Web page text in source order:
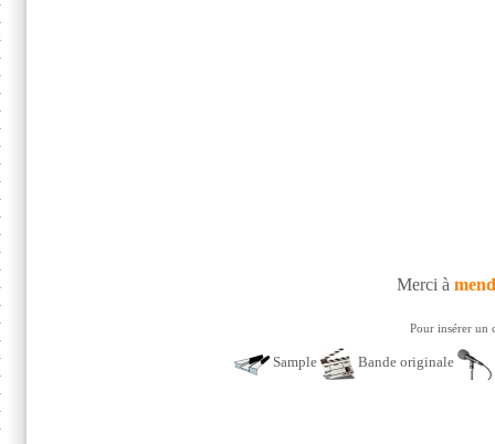
Merci à
Pour insérer un
Sample Bande originale